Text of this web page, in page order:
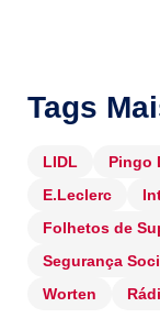
Tags
LIDL Pingo
E.Leclerc
Folhetos de
Segurança
Worten